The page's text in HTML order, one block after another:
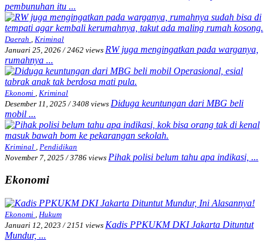
pembunuhan itu ...
Daerah
Kriminal
Januari 25, 2026 / 2462 views RW juga mengingatkan pada warganya,
rumahnya ...
Ekonomi
Kriminal
Desember 11, 2025 / 3408 views Diduga keuntungan dari MBG beli
mobil ...
Kriminal
Pendidikan
November 7, 2025 / 3786 views Pihak polisi belum tahu apa indikasi, ...
Ekonomi
Ekonomi , Hukum
Januari 12, 2023 / 2151 views Kadis PPKUKM DKI Jakarta Dituntut
Mundur, ...